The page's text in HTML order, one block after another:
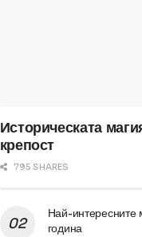
Историческата
крепост
795 SHARES
Най-
година